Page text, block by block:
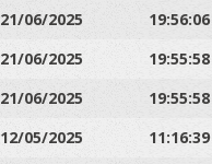
21/06/2025
19:56:06
21/06/2025
19:55:58
21/06/2025
19:55:58
12/05/2025
11:16:39